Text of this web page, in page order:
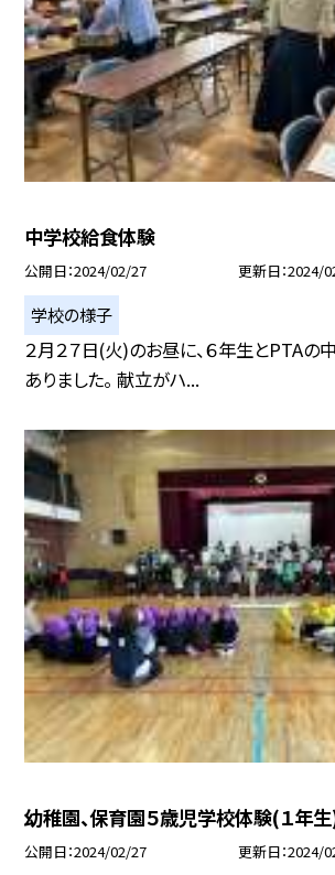
中学校給食体験
公開日 2024/02/27 更新日 2024/
学校の様子
２月２７日(火)のお昼に、６年生とPTA
ありました。 献立がハ...
幼稚園、保育園５歳児学校体験(１年
公開日 2024/02/27 更新日 2024/